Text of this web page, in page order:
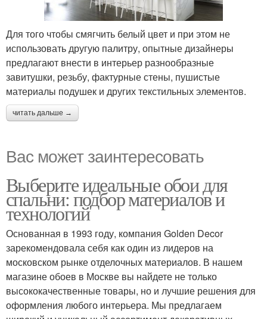
Для того чтобы смягчить белый цвет и при этом не
использовать другую палитру, опытные дизайнеры
предлагают внести в интерьер разнообразные
завитушки, резьбу, фактурные стены, пушистые
материалы подушек и других текстильных элементов.
читать дальше →
Вас может заинтересовать
Выберите идеальные обои для
спальни: подбор материалов и
технологий
Основанная в 1993 году, компания Golden Decor
зарекомендовала себя как один из лидеров на
московском рынке отделочных материалов. В нашем
магазине обоев в Москве вы найдете не только
высококачественные товары, но и лучшие решения для
оформления любого интерьера. Мы предлагаем